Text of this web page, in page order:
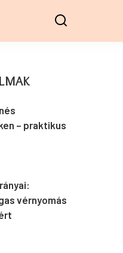
– praktikus
vérnyomás